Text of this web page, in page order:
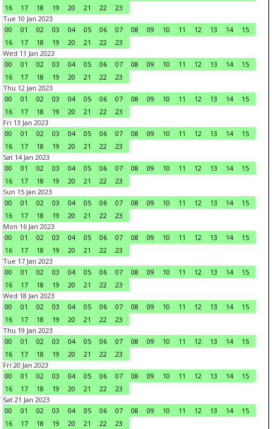
16 17 18 19 20 21 22
23
Tue 10 Jan 2023
00
01 02 03 04 05 06 07 08 09 10 11 12 13 14
15
16
17 18 19 20 21 22
23
Wed 11 Jan 2023
00
01 02 03 04 05 06 07 08 09 10 11 12 13 14
15
16
17 18 19 20 21 22
23
Thu 12 Jan 2023
00
01 02 03 04 05 06 07 08 09 10 11 12 13 14
15
16
17 18 19 20 21 22
23
Fri 13 Jan 2023
00
01 02 03 04 05 06 07 08 09 10 11 12 13 14
15
16
17 18 19 20 21 22
23
Sat 14 Jan 2023
00
01 02 03 04 05 06 07 08 09 10 11 12 13 14
15
16
17 18 19 20 21 22
23
Sun 15 Jan 2023
00
01 02 03 04 05 06 07 08 09 10 11 12 13 14
15
16
17 18 19 20 21 22
23
Mon 16 Jan 2023
00
01 02 03 04 05 06 07 08 09 10 11 12 13 14
15
16
17 18 19 20 21 22
23
Tue 17 Jan 2023
00
01 02 03 04 05 06 07 08 09 10 11 12 13 14
15
16
17 18 19 20 21 22
23
Wed 18 Jan 2023
00
01 02 03 04 05 06 07 08 09 10 11 12 13 14
15
16
17 18 19 20 21 22
23
Thu 19 Jan 2023
00
01 02 03 04 05 06 07 08 09 10 11 12 13 14
15
16
17 18 19 20 21 22
23
Fri 20 Jan 2023
00
01 02 03 04 05 06 07 08 09 10 11 12 13 14
15
16
17 18 19 20 21 22
23
Sat 21 Jan 2023
00
01 02 03 04 05 06 07 08 09 10 11 12 13 14
15
16
17 18 19 20 21 22
23